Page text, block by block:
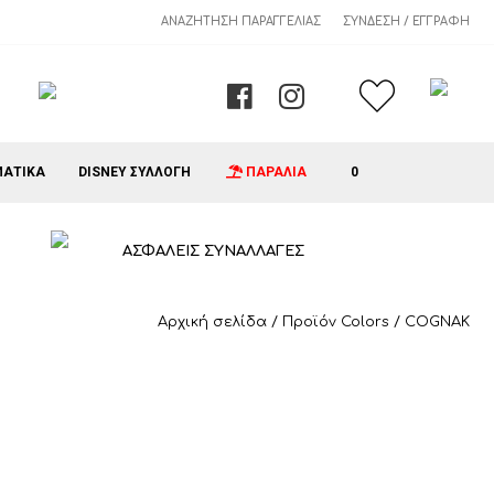
ΑΝΑΖΉΤΗΣΗ ΠΑΡΑΓΓΕΛΊΑΣ ΣΎΝΔΕΣΗ / ΕΓΓΡΑΦΉ
DISNEY ΣΥΛΛΟΓΗ ΠΑΡΑΛΙΑ 0
ΑΣΦΑΛΕΙΣ ΣΥΝΑΛΛΑΓΕΣ
Αρχική σελίδα / Προϊόν Colors / COGNAK